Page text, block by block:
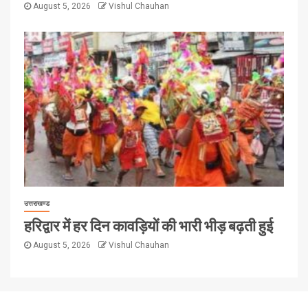
August 5, 2026 Vishul Chauhan
उत्तराखण्ड
हरिद्वार में हर दिन कावड़ियों की भारी भीड़ बढ़ती हुई
August 5, 2026 Vishul Chauhan